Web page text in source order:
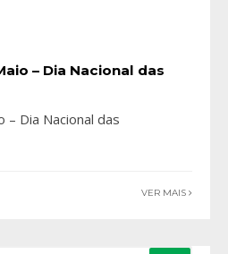
– Dia Nacional das
– Dia Nacional das
VER MAIS